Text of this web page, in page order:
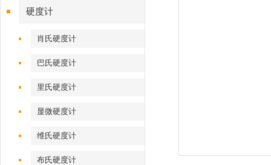
硬度计
肖氏硬度计
巴氏硬度计
里氏硬度计
显微硬度计
维氏硬度计
布氏硬度计